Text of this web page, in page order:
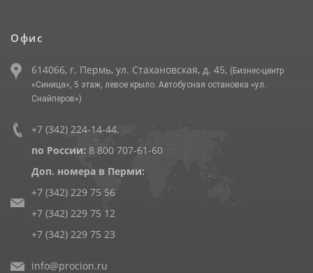
Офис
614066, г. Пермь, ул. Стахановская, д. 45, (Бизнес-центр
«Синица», 5 этаж, левое крыло. Автобусная остановка «ул.
Снайперов»)
+7 (342) 224-14-44,
по России: 8 800 707-61-60
Доп. номера в Перми:
+7 (342) 229 75 56
+7 (342) 229 75 12
+7 (342) 229 75 23
info@procion.ru